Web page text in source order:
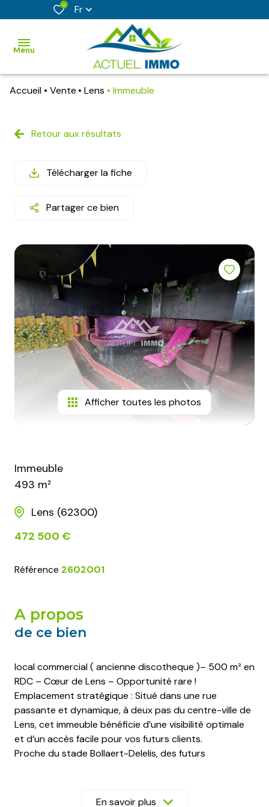
0 Fr
Menu
acheter
son
conseillers
contact
Accueil Vente Lens Immeuble
Retour aux résultats
Télécharger la fiche
Partager ce bien
Afficher toutes les photos
Immeuble
493 m²
Lens (62300)
472 500 €
Référence 2602001
a propos
de ce bien
local commercial ( ancienne discotheque )– 500 m² en
RDC – Cœur de Lens – Opportunité rare !
Emplacement stratégique : Situé dans une rue
passante et dynamique, à deux pas du centre-ville de
Lens, cet immeuble bénéficie d’une visibilité optimale
et d’un accès facile pour vos futurs clients.
Proche du stade Bollaert-Delelis, des futurs
En savoir plus